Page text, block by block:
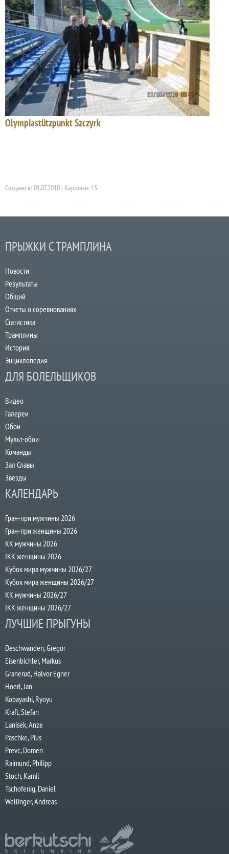
Olympiastützpunkt Szczyrk
Создано в: 01.07.2010 | Картинки: 15
ПРЫЖКИ С ТРАМПЛИНА
Новости
Результаты
Общий
Отчеты о соревнованиях
Статистика
Трамплины
История
Энциклопедия
ДЛЯ БОЛЕЛЬЩИКОВ
Видео
Галереи
Обои
Мульт-обои
Команды
Зал Славы
Звезды
КАЛЕНДАРЬ
Гран-при мужчины 2026
Гран-при женщины 2026
КК мужчины 2026
IKK женщины 2026
Кубок мира мужчины 2026/27
Кубок мира женщины 2026/27
КК мужчины 2026/27
IKK женщины 2026/27
ЛУЧШИЕ ПРЫГУНЫ
Deschwanden, Gregor
Eisenbichler, Markus
Granerud, Halvor Egner
Hoerl, Jan
Kobayashi, Ryoyu
Kraft, Stefan
Lanisek, Anze
Paschke, Pius
Prevc, Domen
Raimund, Philipp
Stoch, Kamil
Tschofenig, Daniel
Wellinger, Andreas